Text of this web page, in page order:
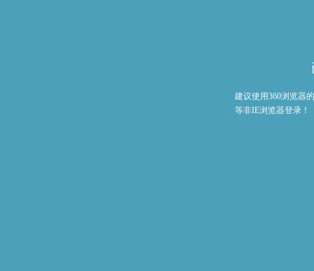
建议使用360浏览器
等非IE浏览器登录！